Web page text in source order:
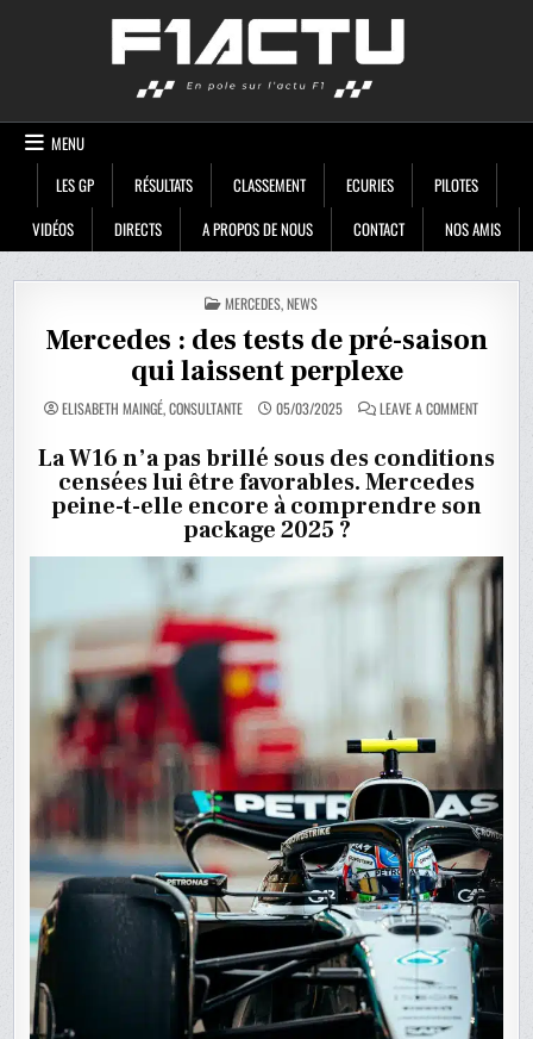
MENU
LES GP
RÉSULTATS CLASSEMENT ECURIES
PILOTES
VIDÉOS
DIRECTS A PROPOS DE NOUS CONTACT NOS AMIS
POSTED
IN
MERCEDES,NEWS
Mercedes : des tests de pré-saison
qui laissent perplexe
ELISABETH MAINGÉ, CONSULTANTE 05/03/2025 LEAVE A COMMENTON
MERCEDES
DES
TESTS
SAISON
La W16 n’a pas brillé sous des conditions
censées lui être favorables. Mercedes
peine-t-elle encore à comprendre son
package 2025 ?